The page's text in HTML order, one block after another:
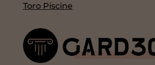
Toro Piscine